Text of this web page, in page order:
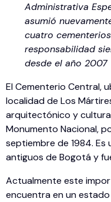
Administrativa
asumió
cuatro
responsabilidad
desde el año 2007
El Cementerio Central,
localidad de Los
arquitectónico y
Monumento Nacional,
septiembre de 1984. Es
antiguos de Bogotá y
Actualmente este
encuentra en un